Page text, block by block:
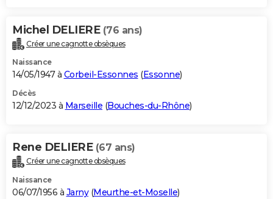
Michel DELIERE (76 ans)
Créer une cagnotte obsèques
Naissance
14/05/1947 à Corbeil-Essonnes (Essonne)
Décès
12/12/2023 à Marseille (Bouches-du-Rhône)
Rene DELIERE (67 ans)
Créer une cagnotte obsèques
Naissance
06/07/1956 à Jarny(Meurthe-et-Moselle)